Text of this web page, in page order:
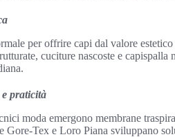
per offrire capi dal valore
cuciture nascoste e capispalla
praticità
moda emergono membrane
Tex e Loro Piana sviluppano